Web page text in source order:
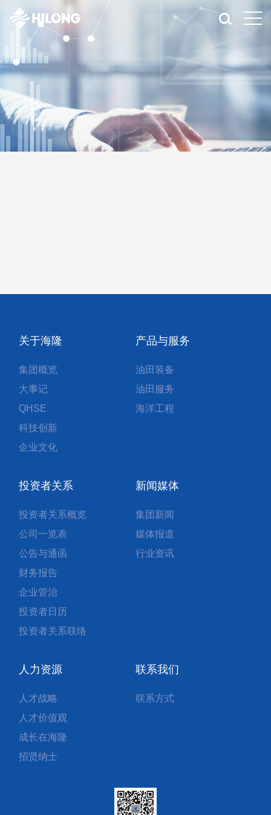
关于海隆
集团概览
大事记
QHSE
科技创新
企业文化
产品与服务
油田装备
油田服务
海洋工程
投资者关系
投资者关系概览
公司一览表
公告与通函
财务报告
企业管治
投资者日历
投资者关系联络
新闻媒体
集团新闻
媒体报道
行业资讯
人力资源
人才战略
人才价值观
成长在海隆
招贤纳士
联系我们
联系方式